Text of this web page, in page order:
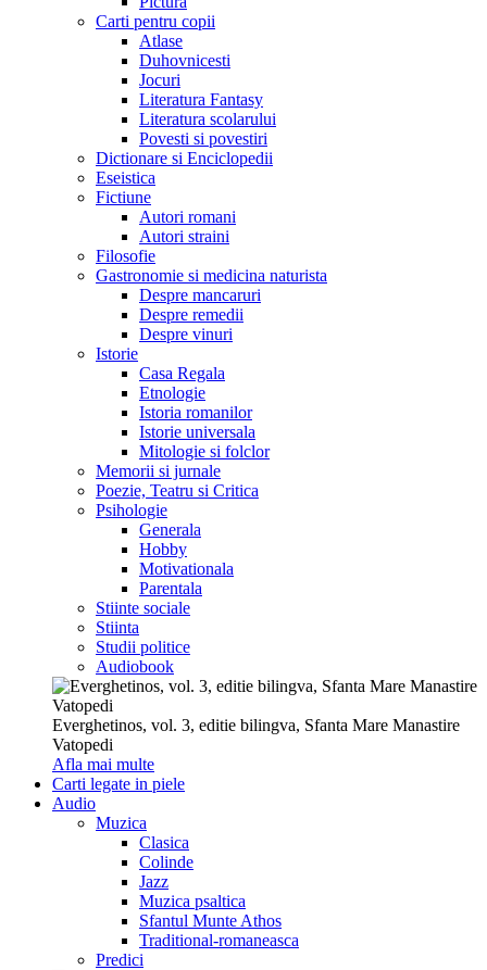
Carti pentru copii
Atlase
Duhovnicesti
Jocuri
Literatura Fantasy
Literatura scolarului
Povesti si povestiri
Dictionare si Enciclopedii
Eseistica
Fictiune
Autori romani
Autori straini
Filosofie
Gastronomie si medicina naturista
Despre mancaruri
Despre remedii
Despre vinuri
Istorie
Casa Regala
Etnologie
Istoria romanilor
Istorie universala
Mitologie si folclor
Memorii si jurnale
Poezie, Teatru si Critica
Psihologie
Generala
Hobby
Motivationala
Parentala
Stiinte sociale
Stiinta
Studii politice
Audiobook
Everghetinos, vol. 3, editie bilingva, Sfanta Mare Manastire
Vatopedi
Afla mai multe
Carti legate in piele
Audio
Muzica
Clasica
Colinde
Jazz
Muzica psaltica
Sfantul Munte Athos
Traditional-romaneasca
Predici